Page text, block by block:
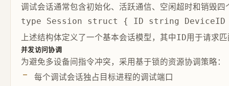
调试会话通常包含初始化、活跃通信、空闲超时和销毁
type Session struct { ID string DeviceID
上述结构体定义了一个基本会话模型，其中ID用于请求
并发访问协调
为避免多设备间指令冲突，采用基于锁的资源协调策略：
每个调试会话独占目标进程的调试端口